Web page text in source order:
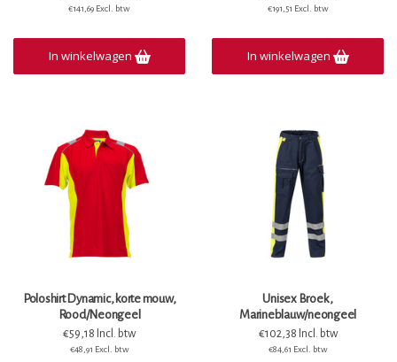
€141,69 Excl. btw
In winkelwagen
€191,51 Excl. btw
In winkelwagen
Poloshirt Dynamic, korte mouw,
Rood/Neongeel
€59,18 Incl. btw
€48,91 Excl. btw
Unisex Broek ,
Marineblauw/neongeel
€102,38 Incl. btw
€84,61 Excl. btw